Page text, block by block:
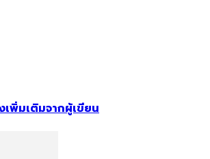
เพิ่มเติมจากผู้เขียน